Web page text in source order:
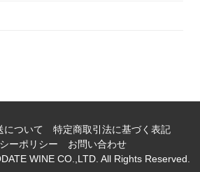
について
特定商取引法に基づく表記
ーポリシー
お問い合わせ
WINE CO.,LTD. All Rights Reserved.